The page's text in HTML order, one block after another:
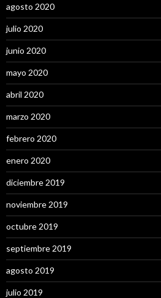
agosto 2020
julio 2020
junio 2020
mayo 2020
abril 2020
marzo 2020
febrero 2020
enero 2020
diciembre 2019
noviembre 2019
octubre 2019
septiembre 2019
agosto 2019
julio 2019